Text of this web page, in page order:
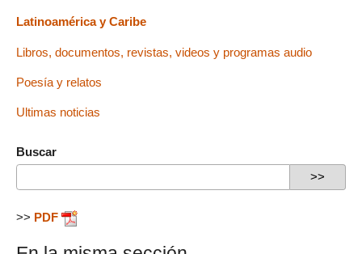
Latinoamérica y Caribe
Libros, documentos, revistas, videos y programas audio
Poesía y relatos
Ultimas noticias
Buscar
>> PDF